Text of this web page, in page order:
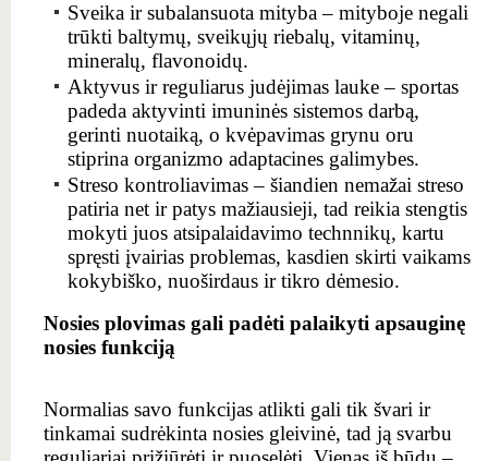
Sveika ir subalansuota mityba – mityboje negali
trūkti baltymų, sveikųjų riebalų, vitaminų,
mineralų, flavonoidų.
Aktyvus ir reguliarus judėjimas lauke – sportas
padeda aktyvinti imuninės sistemos darbą,
gerinti nuotaiką, o kvėpavimas grynu oru
stiprina organizmo adaptacines galimybes.
Streso kontroliavimas – šiandien nemažai streso
patiria net ir patys mažiausieji, tad reikia stengtis
mokyti juos atsipalaidavimo technnikų, kartu
spręsti įvairias problemas, kasdien skirti vaikams
kokybiško, nuoširdaus ir tikro dėmesio.
Nosies plovimas gali padėti palaikyti apsauginę
nosies funkciją
Normalias savo funkcijas atlikti gali tik švari ir
tinkamai sudrėkinta nosies gleivinė, tad ją svarbu